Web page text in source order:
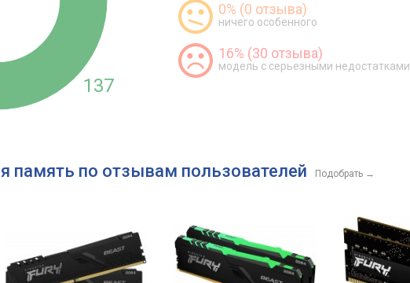
0% (0 отзыва)
ничего особенного
16% (30 отзыва)
модель с серьезными недостатками
137
память по отзывам пользователей Подобрать →